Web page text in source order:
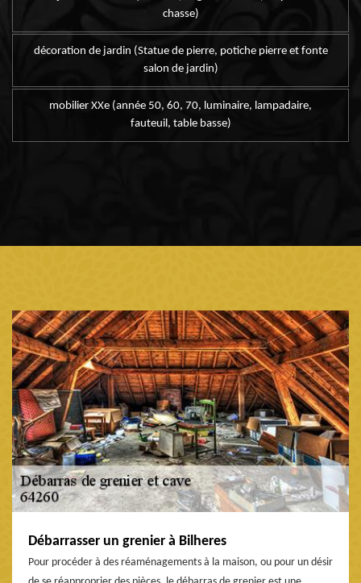
chasse)
décoration de jardin (Statue de pierre, potiche pierre et fonte
salon de jardin)
mobilier XXe (année 50, 60, 70, luminaire, lampadaire,
fauteuil, table basse)
Débarrasser un grenier à Bilheres
Pour procéder à des réaménagements à la maison, ou pour un désir